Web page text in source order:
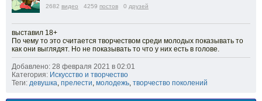
2682 видео 4259 постов 0 друзей
выставил 18+
По чему то это считается творчеством среди молодых показывать то
как они выглядят. Но не показывать то что у них есть в голове.
Добавлено: 28 февраля 2021 в 02:01
Категория: Искусство и творчество
Теги: девушка, прелести, молодежь, творчество поколений